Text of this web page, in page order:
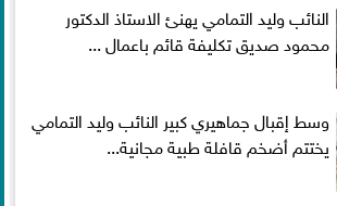
النائب وليد التمامي يهنئ الاستاذ الدكتور
محمود صديق تكليفة قائم باعمال ...
وسط إقبال جماهيري كبير النائب وليد التمامي
يختتم أضخم قافلة طبية مجانية...